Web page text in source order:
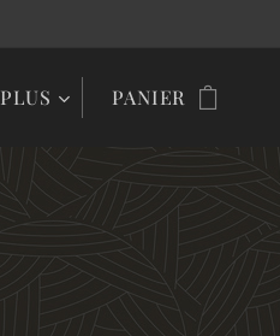
PLUS PANIER